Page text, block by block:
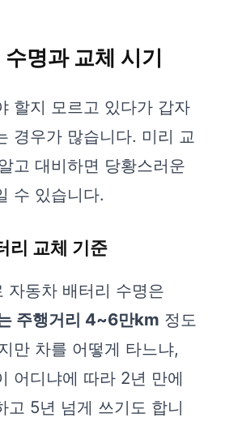
명과 교체 시기
할지 모르고 있다가 갑자
경우가 많습니다. 미리 교
고 대비하면 당황스러운
수 있습니다.
리 교체 기준
자동차 배터리 수명은
주행거리 4~6만km 정도
만 차를 어떻게 타느냐,
어디냐에 따라 2년 만에
고 5년 넘게 쓰기도 합니